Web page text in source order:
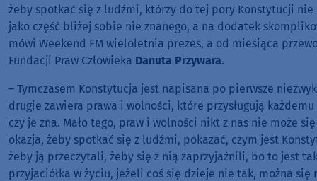
żeby spotkać się z ludźmi, którzy do tej pory Konstytucji
jako część bliżej sobie nie znanego, a na dodatek
mówi Weekend FM wieloletnia prezes, a od miesiąca
Fundacji Praw Człowieka Danuta Przywara.
– Tymczasem Konstytucja jest napisana po pierwsze
drugie zawiera prawa i wolności, które przysługują
czy je zna. Mało tego, praw i wolności nikt z nas nie może
okazja, żeby spotkać się z ludźmi, pokazać, czym jest
żeby ją przeczytali, żeby się z nią zaprzyjaźnili, bo to jest
przyjaciółka w życiu, jeżeli coś się dzieje nie tak, można się